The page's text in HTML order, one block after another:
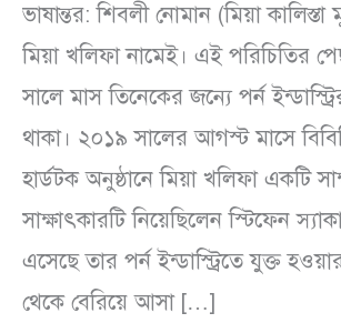
ভাষান্তর: শিবলী নোমান (মিয়া
মিয়া খলিফা নামেই। এই পরিচিতির
সালে মাস তিনেকের জন্যে পর্ন
থাকা। ২০১৯ সালের আগস্ট মাসে
হার্ডটক অনুষ্ঠানে মিয়া খলিফা একটি
সাক্ষাৎকারটি নিয়েছিলেন স্টিফেন
এসেছে তার পর্ন ইন্ডাস্ট্রিতে যুক্ত
থেকে বেরিয়ে আসা […]